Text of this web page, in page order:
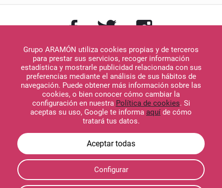
Grupo ARAMÓN utiliza cookies propias y de terceros
para prestar sus servicios, recoger información
estadística y mostrarle publicidad relacionada con sus
preferencias mediante el análisis de sus hábitos de
navegación. Puede obtener más información sobre las
cookies, o bien conocer cómo cambiar la
configuración en nuestra Política de cookies. Si
aceptas su uso, Google te informa aquí de cómo
tratará tus datos.
Configurar
Descargar en
App Store
Descargar en
Google Play